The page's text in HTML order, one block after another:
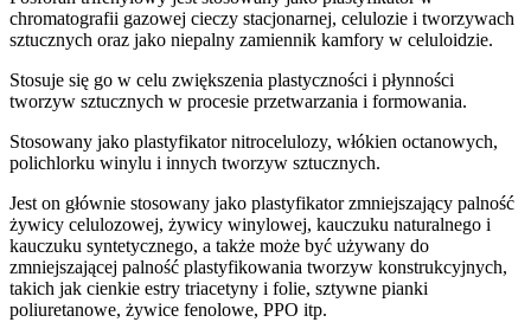
chromatografii gazowej cieczy stacjonarnej, celulozie i tworzywach
sztucznych oraz jako niepalny zamiennik kamfory w celuloidzie.
Stosuje się go w celu zwiększenia plastyczności i płynności
tworzyw sztucznych w procesie przetwarzania i formowania.
Stosowany jako plastyfikator nitrocelulozy, włókien octanowych,
polichlorku winylu i innych tworzyw sztucznych.
Jest on głównie stosowany jako plastyfikator zmniejszający palność
żywicy celulozowej, żywicy winylowej, kauczuku naturalnego i
kauczuku syntetycznego, a także może być używany do
zmniejszającej palność plastyfikowania tworzyw konstrukcyjnych,
takich jak cienkie estry triacetyny i folie, sztywne pianki
poliuretanowe, żywice fenolowe, PPO itp.